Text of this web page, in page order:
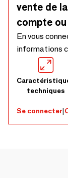
souffle
insolites, un
vente de
compte
En vous
informations
techniques
Se connecter|